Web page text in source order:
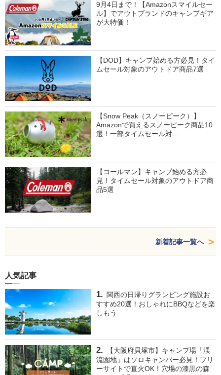
9月4日まで！【Amazonスマイルセー
ル】でアウトブランドのキャンプギア
が大特価！
【DOD】キャンプ始める方必見！タイ
ムセール対象のアウトドア商品7選
【Snow Peak（スノーピーク）】
Amazonで買えるスノーピーク商品10
選！一部タイムセール対…
【コールマン】キャンプ始める方必
見！タイムセール対象のアウトドア商
品5選
新着記事一覧へ
人気記事
関西の日帰りグランピング施設お
すすめ20選！おしゃれにBBQなどを楽
しもう
【大阪府貝塚市】キャンプ場「渓
流園地」はソロキャンパー必見！フリ
ーサイトで直火OK！穴場の漆黒の森